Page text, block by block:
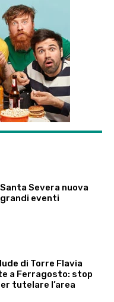
Severa nuova
eventi
di Torre Flavia
a Ferragosto: stop
tutelare l’area